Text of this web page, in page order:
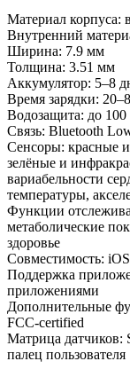
Материал корпуса:
Внутренний
Ширина: 7.9 мм
Толщина: 3.51 мм
Аккумулятор: 5–8
Время зарядки:
Водозащита: до
Связь: Bluetooth
Сенсоры: красные
зелёные и
вариабельности
температуры,
Функции
метаболические
здоровье
Совместимость:
Поддержка
приложениями
Дополнительные
FCC-certified
Матрица датчиков:
палец пользователя